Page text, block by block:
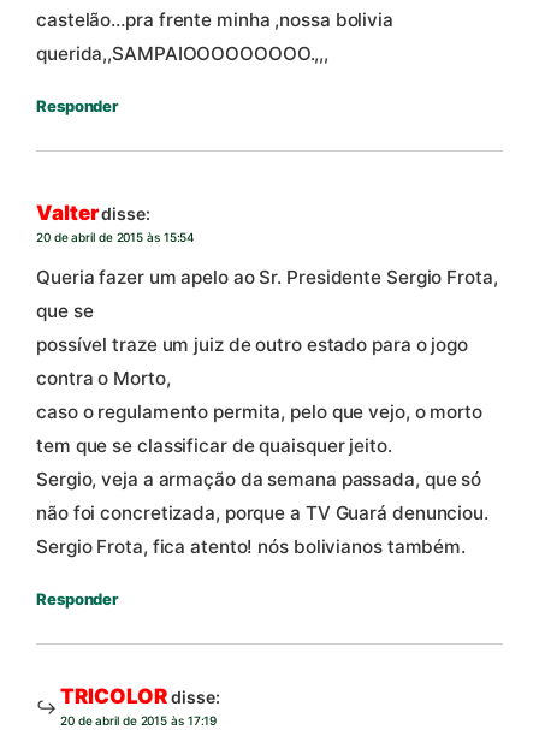
castelão…pra frente minha ,nossa bolivia
querida,,SAMPAIOOOOOOOOO.,,,
Responder
Valterdisse:
20 de abril de 2015 às 15:54
Queria fazer um apelo ao Sr. Presidente Sergio Frota,
que se
possível traze um juiz de outro estado para o jogo
contra o Morto,
caso o regulamento permita, pelo que vejo, o morto
tem que se classificar de quaisquer jeito.
Sergio, veja a armação da semana passada, que só
não foi concretizada, porque a TV Guará denunciou.
Sergio Frota, fica atento! nós bolivianos também.
Responder
TRICOLORdisse:
20 de abril de 2015 às 17:19